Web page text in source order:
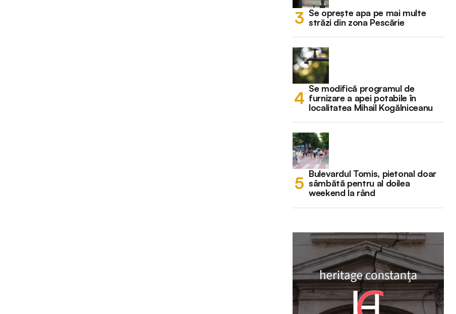
Se oprește apa pe mai multe
străzi din zona Pescărie
Se modifică programul de
furnizare a apei potabile în
localitatea Mihail Kogălniceanu
Bulevardul Tomis, pietonal doar
sâmbătă pentru al doilea
weekend la rând